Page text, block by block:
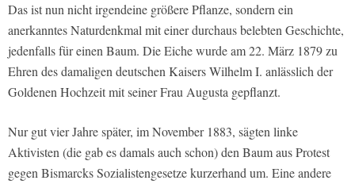
Das ist nun nicht irgendeine größere Pflanze, sondern ein
anerkanntes Naturdenkmal mit einer durchaus belebten Geschichte,
jedenfalls für einen Baum. Die Eiche wurde am 22. März 1879 zu
Ehren des damaligen deutschen Kaisers Wilhelm I. anlässlich der
Goldenen Hochzeit mit seiner Frau Augusta gepflanzt.
Nur gut vier Jahre später, im November 1883, sägten linke
Aktivisten (die gab es damals auch schon) den Baum aus Protest
gegen Bismarcks Sozialistengesetze kurzerhand um. Eine andere